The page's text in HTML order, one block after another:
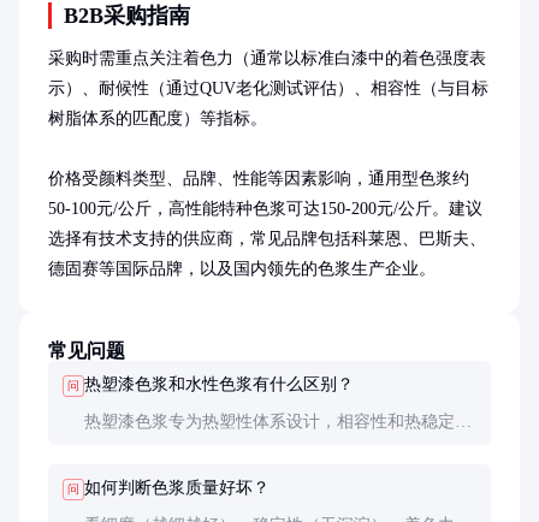
B2B采购指南
采购时需重点关注着色力（通常以标准白漆中的着色强度表
示）、耐候性（通过QUV老化测试评估）、相容性（与目标
树脂体系的匹配度）等指标。
价格受颜料类型、品牌、性能等因素影响，通用型色浆约
50-100元/公斤，高性能特种色浆可达150-200元/公斤。建议
选择有技术支持的供应商，常见品牌包括科莱恩、巴斯夫、
德固赛等国际品牌，以及国内领先的色浆生产企业。
常见问题
问 热塑漆色浆和水性色浆有什么区别？
热塑漆色浆专为热塑性体系设计，相容性和热稳定性
问 如何判断色浆质量好坏？